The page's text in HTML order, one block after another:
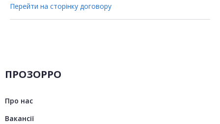
Перейти на сторінку договору
ПРОЗОРРО
Про нас
Вакансії